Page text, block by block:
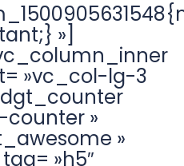
»]
»vc_col-lg-3
»
»
»h5″